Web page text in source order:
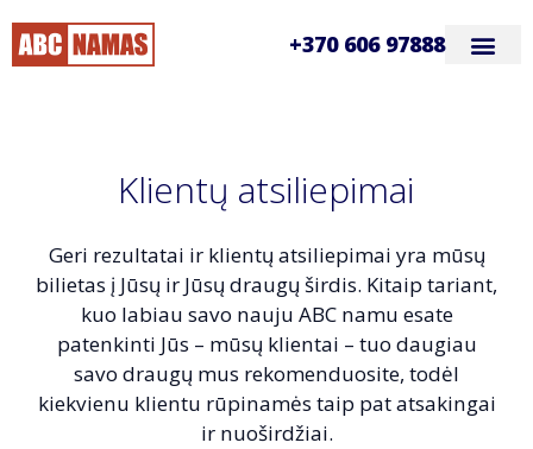
+370 606 97888
Klientų atsiliepimai
Geri rezultatai ir klientų atsiliepimai yra mūsų
bilietas į Jūsų ir Jūsų draugų širdis. Kitaip tariant,
kuo labiau savo nauju ABC namu esate
patenkinti Jūs – mūsų klientai – tuo daugiau
savo draugų mus rekomenduosite, todėl
kiekvienu klientu rūpinamės taip pat atsakingai
ir nuoširdžiai.